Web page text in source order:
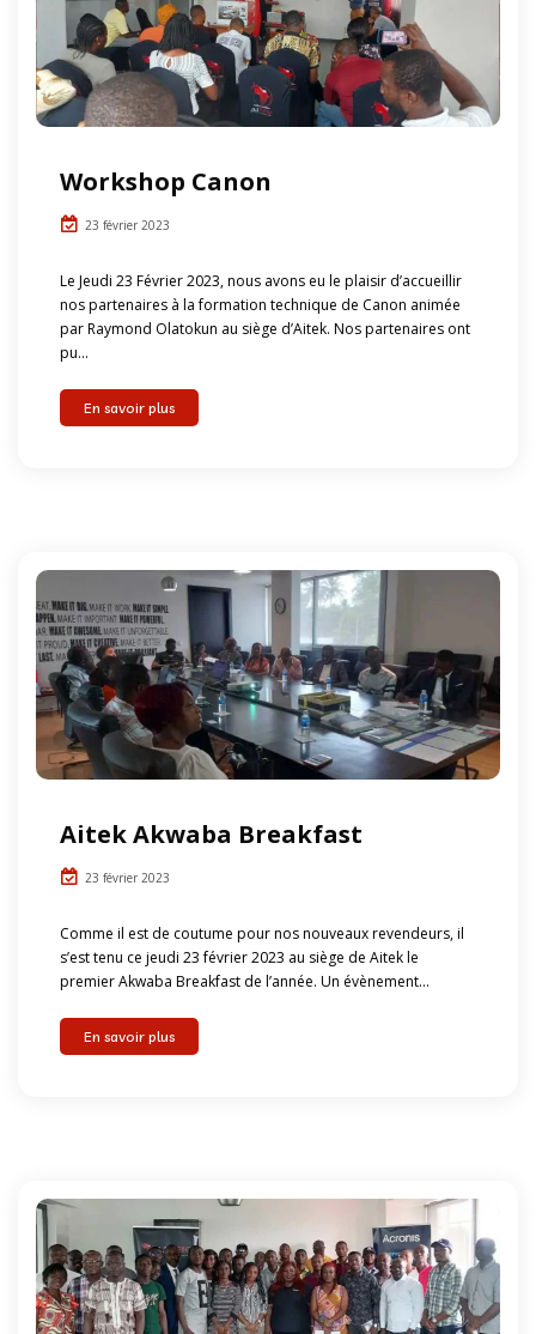
Workshop Canon
23 février 2023
Le Jeudi 23 Février 2023, nous avons eu le plaisir d’accueillir
nos partenaires à la formation technique de Canon animée
par Raymond Olatokun au siège d’Aitek. Nos partenaires ont
pu...
En savoir plus
Aitek Akwaba Breakfast
23 février 2023
Comme il est de coutume pour nos nouveaux revendeurs, il
s’est tenu ce jeudi 23 février 2023 au siège de Aitek le
premier Akwaba Breakfast de l’année. Un évènement...
En savoir plus